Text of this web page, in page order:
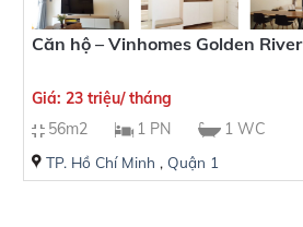
Căn hộ – Vinhomes Golden River
Giá: 23 triệu/ tháng
56m2
1 PN 1 WC
TP. Hồ Chí Minh , Quận 1